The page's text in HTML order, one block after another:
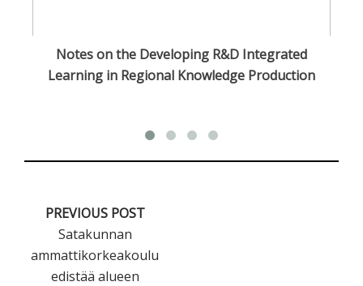
Notes on the Developing R&D Integrated
Learning in Regional Knowledge Production
PREVIOUS POST
Satakunnan
ammattikorkeakoulu
edistää alueen